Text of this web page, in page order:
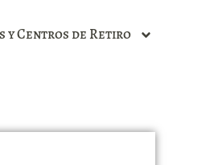
y Centros de Retiro